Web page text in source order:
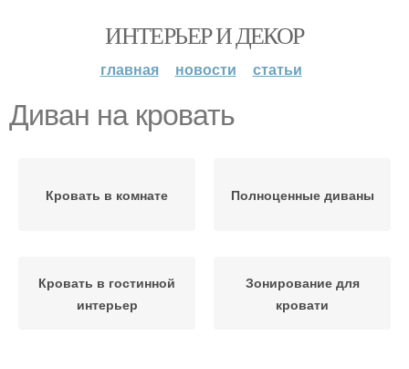
ИНТЕРЬЕР И ДЕКОР
главная новости статьи
Диван на кровать
Кровать в комнате Полноценные диваны
Кровать в гостинной
интерьер
Зонирование для
кровати